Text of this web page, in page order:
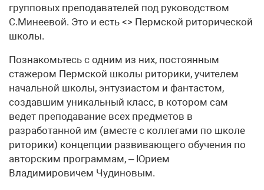
групповых преподавателей под руководством
С.Минеевой. Это и есть <> Пермской риторической
школы.
Познакомьтесь с одним из них, постоянным
стажером Пермской школы риторики, учителем
начальной школы, энтузиастом и фантастом,
создавшим уникальный класс, в котором сам
ведет преподавание всех предметов в
разработанной им (вместе с коллегами по школе
риторики) концепции развивающего обучения по
авторским программам, – Юрием
Владимировичем Чудиновым.